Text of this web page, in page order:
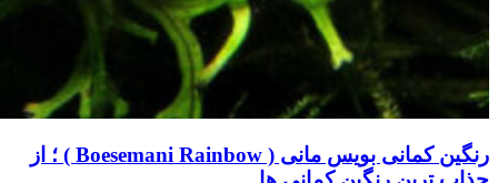
رنگین کمانی بویس مانی ( Boesemani Rainbow ) ؛ از